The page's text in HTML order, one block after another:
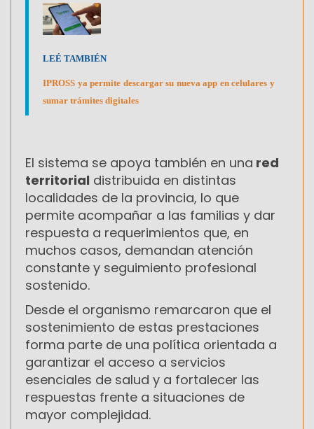
LEÉ TAMBIÉN
IPROSS ya permite descargar su nueva app en celulares y
sumar trámites digitales
El sistema se apoya también en una red
territorial distribuida en distintas
localidades de la provincia, lo que
permite acompañar a las familias y dar
respuesta a requerimientos que, en
muchos casos, demandan atención
constante y seguimiento profesional
sostenido.
Desde el organismo remarcaron que el
sostenimiento de estas prestaciones
forma parte de una política orientada a
garantizar el acceso a servicios
esenciales de salud y a fortalecer las
respuestas frente a situaciones de
mayor complejidad.